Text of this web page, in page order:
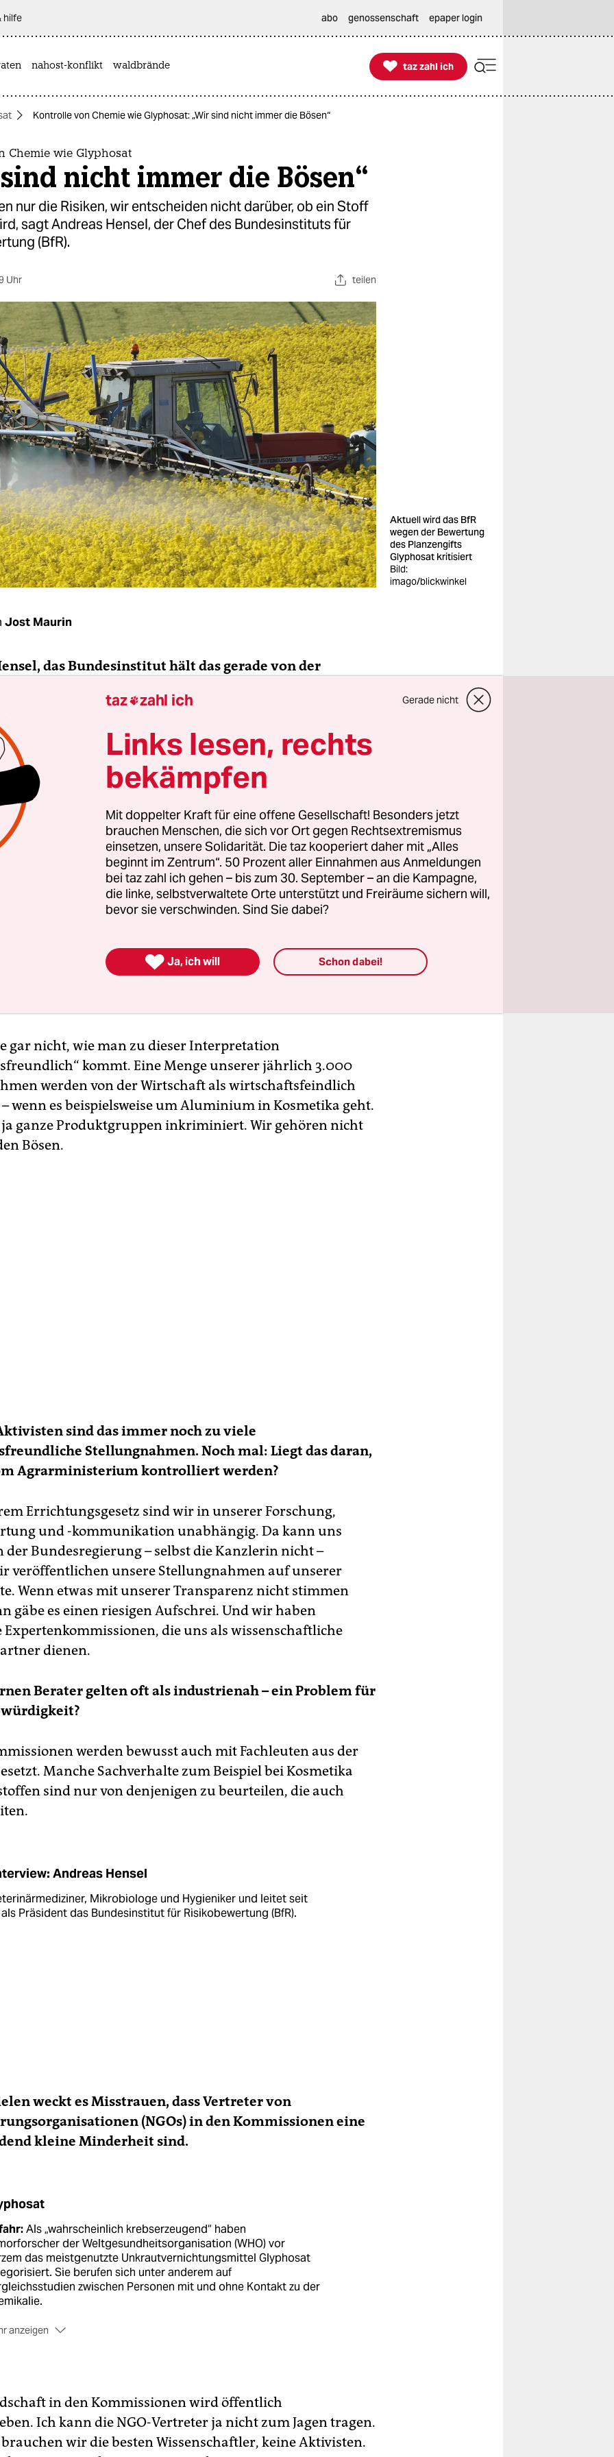
hilfe abo genossenschaft epaper login
nahost-konflikt waldbrände 
taz zahl ich
taz zahl ich
Kontrolle von Chemie wie Glyphosat: „Wir sind nicht immer die Bösen“
Chemie wie Glyphosat
nicht immer die Bösen“
nur die Risiken, wir entscheiden nicht darüber, ob ein Stoff
sagt Andreas Hensel, der Chef des Bundesinstituts für
(BfR).
Uhr teilen
Aktuell wird das BfR
wegen der Bewertung
des Planzengifts
Glyphosat kritisiert
Bild:
imago/blickwinkel
Jost Maurin
das Bundesinstitut hält das gerade von der
Pestizid Glyphosat für gesundheitlich unbedenklich –
veränderte Pflanzen und mit Chlor
Hühnchen. Warum liegen Sie häufig über Kreuz mit
und oft auch der Mehrheit der Bevölkerung?
Den meisten Leuten fehlt es an Fachkenntnis, um
Risiko einschätzen zu können. Ein Problem ist,
kleinen und großen Zahlen nicht umgehen können. Wenn
eine Meldung gibt, dass ein Giftcocktail in irgendetwas
sollte die erste Frage sein: Ist die Konzentration
giftig? Gerade die Presse neigt dazu, relative Zahlen
absoluten Zahlen möglicherweise sehr niedrig sind.
gar nicht, wie man zu dieser Interpretation
kommt. Eine Menge unserer jährlich 3.000
werden von der Wirtschaft als wirtschaftsfeindlich
wenn es beispielsweise um Aluminium in Kosmetika geht.
ja ganze Produktgruppen inkriminiert. Wir gehören nicht
Bösen.
sind das immer noch zu viele
Stellungnahmen. Noch mal: Liegt das daran,
Agrarministerium kontrolliert werden?
Errichtungsgesetz sind wir in unserer Forschung,
und -kommunikation unabhängig. Da kann uns
der Bundesregierung – selbst die Kanzlerin nicht –
veröffentlichen unsere Stellungnahmen auf unserer
Wenn etwas mit unserer Transparenz nicht stimmen
gäbe es einen riesigen Aufschrei. Und wir haben
Expertenkommissionen, die uns als wissenschaftliche
dienen.
Berater gelten oft als industrienah – ein Problem für
werden bewusst auch mit Fachleuten aus der
Manche Sachverhalte zum Beispiel bei Kosmetika
sind nur von denjenigen zu beurteilen, die auch
Andreas Hensel
Mikrobiologe und Hygieniker und leitet seit
Präsident das Bundesinstitut für Risikobewertung (BfR).
weckt es Misstrauen, dass Vertreter von
(NGOs) in den Kommissionen eine
kleine Minderheit sind.
Als „wahrscheinlich krebserzeugend“ haben
der Weltgesundheitsorganisation (WHO) vor
das meistgenutzte Unkrautvernichtungsmittel Glyphosat
Sie berufen sich unter anderem auf
zwischen Personen mit und ohne Kontakt zu der
anzeigen
Der Chemiekonzern Monsanto verwendet den Stoff in
Pestizid Roundup und argumentiert, dass andere WHO-
Glyphosat für nicht krebserregend halten
in den Kommissionen wird öffentlich
Ich kann die NGO-Vertreter ja nicht zum Jagen tragen.
wir die besten Wissenschaftler, keine Aktivisten.
taz zahl ich Gerade nicht
Links lesen, rechts
bekämpfen
Mit doppelter Kraft für eine offene Gesellschaft! Besonders jetzt
brauchen Menschen, die sich vor Ort gegen Rechtsextremismus
einsetzen, unsere Solidarität. Die taz kooperiert daher mit „Alles
beginnt im Zentrum“. 50 Prozent aller Einnahmen aus Anmeldungen
bei taz zahl ich gehen – bis zum 30. September – an die Kampagne,
die linke, selbstverwaltete Orte unterstützt und Freiräume sichern will,
bevor sie verschwinden. Sind Sie dabei?
 Ja, ich will Schon dabei!